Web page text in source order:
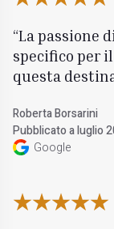
La passione
specifico per
questa
Roberta Borsarini
Pubblicato a luglio
Google